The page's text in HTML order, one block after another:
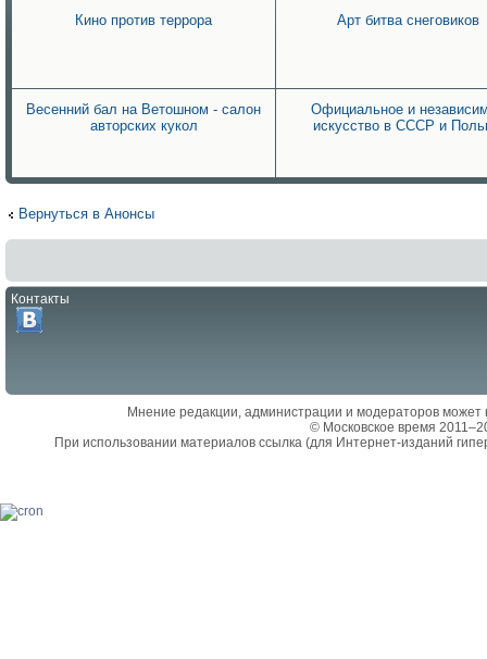
Кино против террора Арт битва снеговиков
Весенний бал на Ветошном - салон
авторских кукол
Официальное и
искусство в СССР и
Вернуться в Анонсы
Контакты
Мнение редакции, администрации и модераторов может
© Московское время
При использовании материалов ссылка (для Интернет-изданий